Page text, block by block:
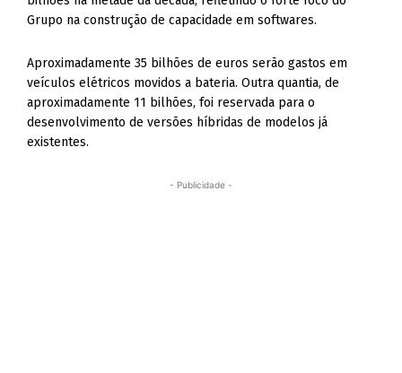
Grupo na construção de capacidade em softwares.
Aproximadamente 35 bilhões de euros serão gastos em
veículos elétricos movidos a bateria. Outra quantia, de
aproximadamente 11 bilhões, foi reservada para o
desenvolvimento de versões híbridas de modelos já
existentes.
- Publicidade -